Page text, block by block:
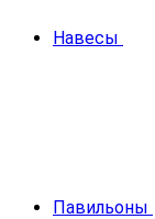
Навесы
Павильоны